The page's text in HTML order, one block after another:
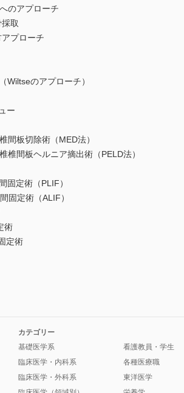
アプローチ
取
プローチ
のアプローチ）
ー
板切除術（MED法）
板ヘルニア摘出術（PELD法）
定術（PLIF）
定術（ALIF）
術
定術
カテゴリー
基礎医学系
臨床医学・内科系
臨床医学・外科系
看護教員・学生
各種医療職
東洋医学